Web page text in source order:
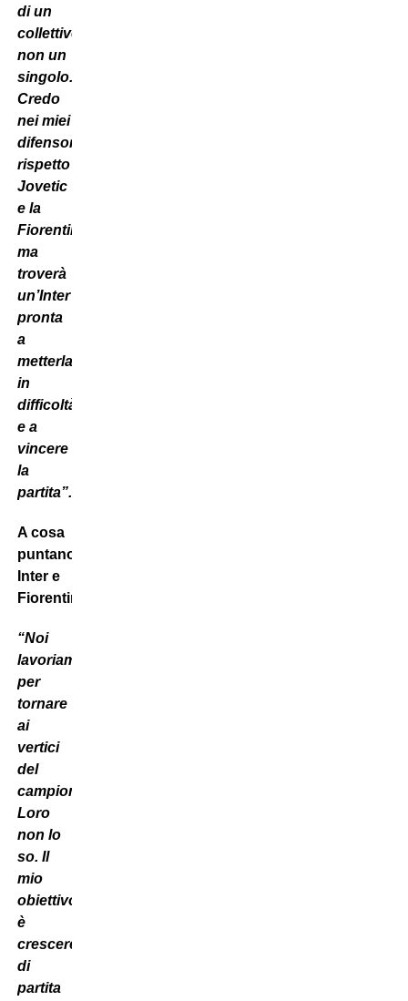
di un
collettivo
non un
singolo.
Credo
nei miei
difensori,
rispetto
Jovetic
e la
Fiorentina
ma
troverà
un’Inter
pronta
a
metterla
in
difficoltà
e a
vincere
la
partita”.
A cosa
puntano
Inter e
Fiorentina?
“Noi
lavoriamo
per
tornare
ai
vertici
del
campionato.
Loro
non lo
so. Il
mio
obiettivo
è
crescere
di
partita